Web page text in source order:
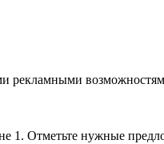
рекламными
Отметьте нужные